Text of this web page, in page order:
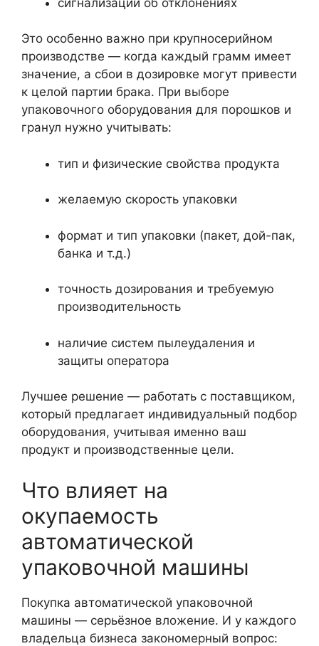
Это особенно важно при крупносерийном
производстве — когда каждый грамм имеет
значение, а сбои в дозировке могут привести
к целой партии брака. При выборе
упаковочного оборудования для порошков и
гранул нужно учитывать:
тип и физические свойства продукта
желаемую скорость упаковки
формат и тип упаковки (пакет, дой-пак,
банка и т.д.)
точность дозирования и требуемую
производительность
наличие систем пылеудаления и
защиты оператора
Лучшее решение — работать с поставщиком,
который предлагает индивидуальный подбор
оборудования, учитывая именно ваш
продукт и производственные цели.
Что влияет на
окупаемость
автоматической
упаковочной машины
Покупка автоматической упаковочной
машины — серьёзное вложение. И у каждого
владельца бизнеса закономерный вопрос: